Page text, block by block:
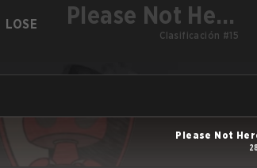
LOSE
Please Not Hero
Ban
Clasificación #15
Please Not